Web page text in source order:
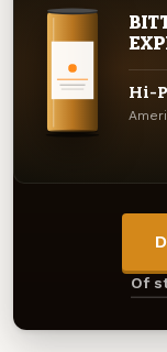
Hi-
Of